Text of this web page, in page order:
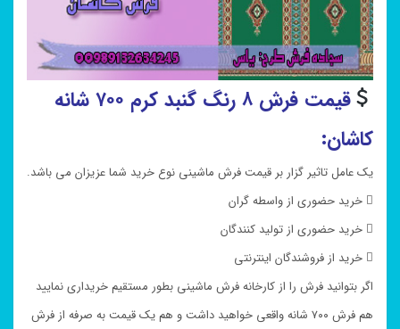
قیمت فرش ۸ رنگ گنبد کرم ۷۰۰ شانه
کاشان:
یک عامل تاثیر گزار بر قیمت فرش ماشینی نوع خرید شما عزیزان می باشد.
 خرید حضوری از واسطه گران
 خرید حضوری از تولید کنندگان
 خرید از فروشندگان اینترنتی
اگر بتوانید فرش را از کارخانه فرش ماشینی بطور مستقیم خریداری نمایید
هم فرش ۷۰۰ شانه واقعی خواهید داشت و هم یک قیمت به صرفه از فرش